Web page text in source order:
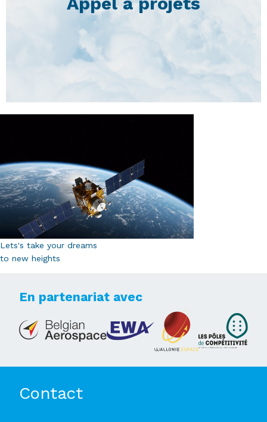
Lets's take your dreams
to new heights
En partenariat avec
Contact